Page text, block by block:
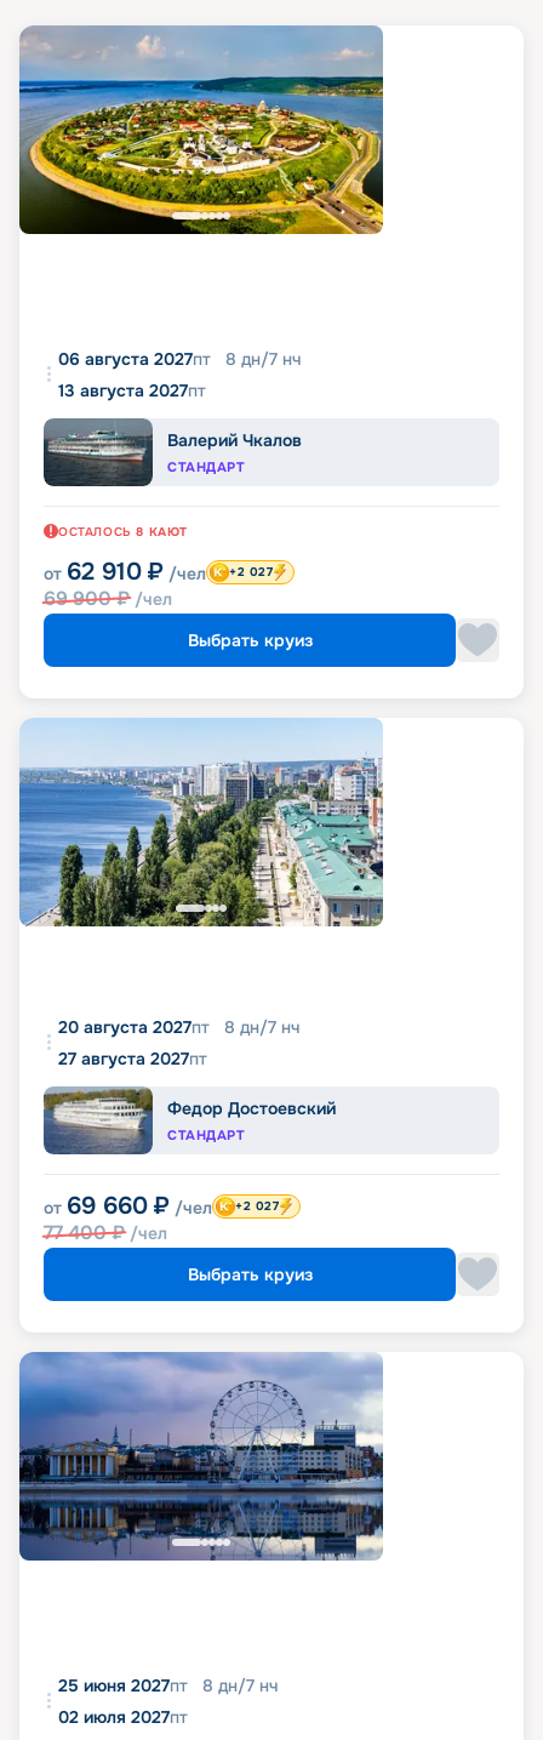
06 августа 2027пт 8 дн/7 нч
13 августа 2027пт
Валерий Чкалов
СТАНДАРТ
ОСТАЛОСЬ 8 КАЮТ
от 62 910 ₽ /чел
69 900₽ /чел
+2 027
Выбрать круиз
20 августа 2027пт 8 дн/7 нч
27 августа 2027пт
Федор Достоевский
СТАНДАРТ
от 69 660 ₽ /чел
77 400₽ /чел
+2 027
Выбрать круиз
25 июня 2027пт 8 дн/7 нч
02 июля 2027пт